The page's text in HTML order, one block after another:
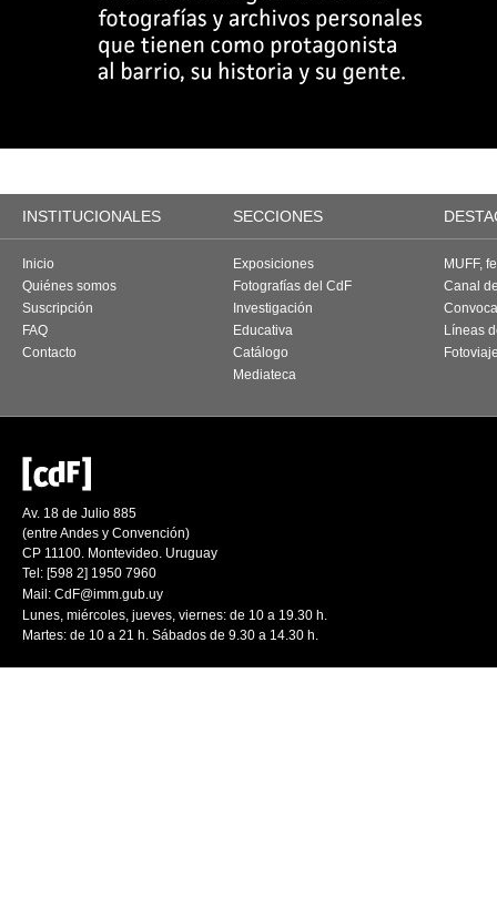
INSTITUCIONALES SECCIONES
Inicio
Quiénes somos
Suscripción
FAQ
Contacto
Exposiciones
Fotografías del CdF
Investigación
Educativa
Catálogo
Mediateca
MUFF,
Canal
Líneas
Av. 18 de Julio 885
(entre Andes y Convención)
CP 11100. Montevideo. Uruguay
Tel: [598 2] 1950 7960
Mail: CdF@imm.gub.uy
Lunes, miércoles, jueves, viernes: de 10 a 19.30 h.
Martes: de 10 a 21 h. Sábados de 9.30 a 14.30 h.